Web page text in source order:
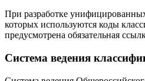
При разработке
которых используются коды
предусмотрена обязательная
Система ведения